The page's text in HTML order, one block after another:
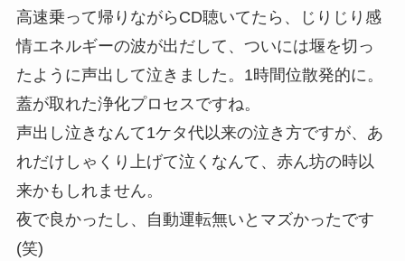
高速乗って帰りながらCD聴いてたら、じりじり感
情エネルギーの波が出だして、ついには堰を切っ
たように声出して泣きました。1時間位散発的に。
蓋が取れた浄化プロセスですね。
声出し泣きなんて1ケタ代以来の泣き方ですが、あ
れだけしゃくり上げて泣くなんて、赤ん坊の時以
来かもしれません。
夜で良かったし、自動運転無いとマズかったです
(笑)